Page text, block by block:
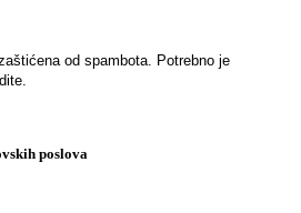
od spambota. Potrebno je
poslova